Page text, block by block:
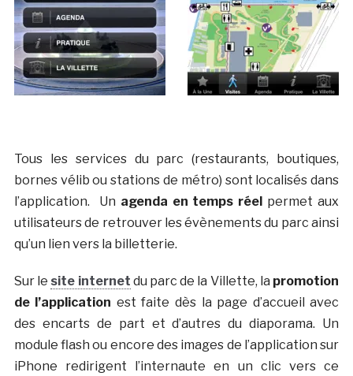
Tous les services du parc (restaurants, boutiques,
bornes vélib ou stations de métro) sont localisés dans
l’application. Un agenda en temps réel permet aux
utilisateurs de retrouver les évènements du parc ainsi
qu’un lien vers la billetterie.
Sur le site internet du parc de la Villette, la promotion
de l’application est faite dès la page d’accueil avec
des encarts de part et d’autres du diaporama. Un
module flash ou encore des images de l’application sur
iPhone redirigent l’internaute en un clic vers ce